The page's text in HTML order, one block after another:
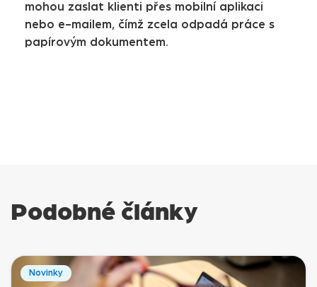
mohou zaslat klienti přes mobilní aplikaci
nebo e-mailem, čímž zcela odpadá práce s
papírovým dokumentem.
Podobné články
Novinky